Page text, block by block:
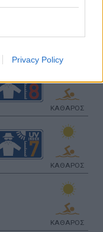
Privacy Policy
ΚΑΘΑΡΟΣ
ΚΑΘΑΡΟΣ
ΚΑΘΑΡΟΣ